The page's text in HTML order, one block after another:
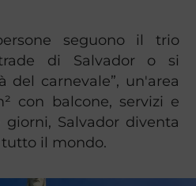
seguono il trio
di Salvador o si
del carnevale”, un'area
con balcone, servizi e
giorni, Salvador diventa
il mondo.